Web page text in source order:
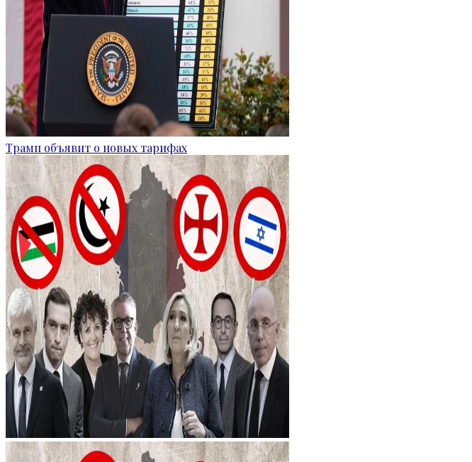
Трамп объявит о новых тарифах